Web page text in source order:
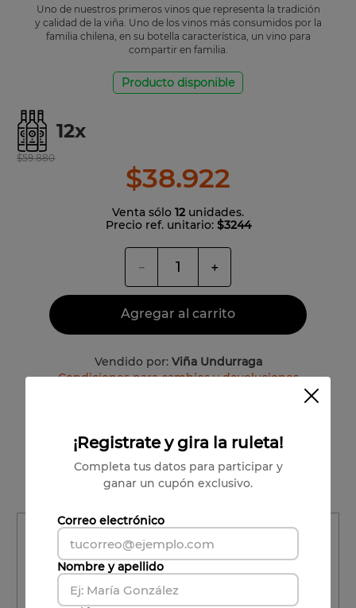
Uno de nuestros primeros vinos que representa la tradición
y calidad de la viña. Uno de los vinos más consumidos por la
familia chilena, en su botella característica, un vino para
compartir en familia.
Producto disponible
12x
$38.922
$59.880
Venta sólo 12 unidades.
Precio ref. unitario: $3244
＋
－
Agregar al carrito
Vendido por: Viña Undurraga
Condiciones para cambios y devoluciones
Patricio Lucero
100% Merlot
Región
Región
Comuna
¡Registrate y gira la ruleta!
Completa tus datos para participar y
ganar un cupón exclusivo.
Correo electrónico
Nombre y apellido